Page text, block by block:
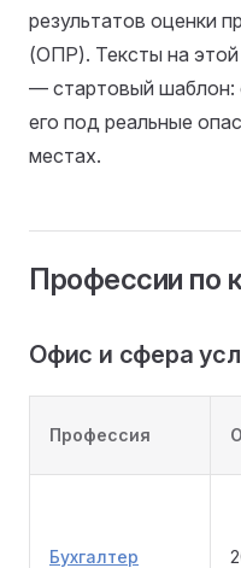
результатов оценки
(ОПР). Тексты на этой
— стартовый шаблон:
его под реальные
местах.
Профессии по
Офис и сфера
Профессия
Бухгалтер